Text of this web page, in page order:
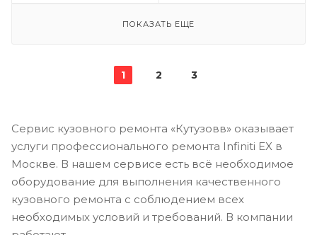
ПОКАЗАТЬ ЕЩЕ
1 2 3
Сервис кузовного ремонта «Кутузовв» оказывает
услуги профессионального ремонта Infiniti EX в
Москве. В нашем сервисе есть всё необходимое
оборудование для выполнения качественного
кузовного ремонта с соблюдением всех
необходимых условий и требований. В компании